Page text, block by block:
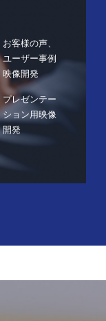
お客様の声、
ユーザー事例
映像開発
プレゼンテー
ション用映像
開発